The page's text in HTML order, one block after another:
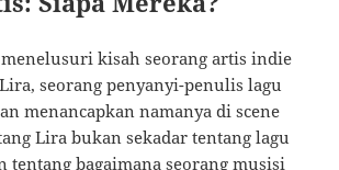
menelusuri kisah seorang artis indie
seorang penyanyi-penulis lagu
menancapkan namanya di scene
Lira bukan sekadar tentang lagu
tentang bagaimana seorang musisi